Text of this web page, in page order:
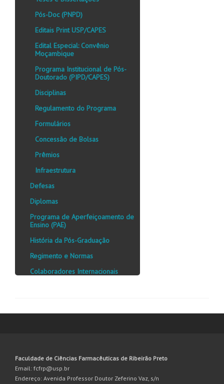
Pós-Doc (PNPD)
Editais Print USP/CAPES
Edital Especial: Convênio
Moçambique
Programa Institucional de Pós-
Doutorado (PIPD/CAPES)
Disciplinas
Regulamento do Programa
Formulários
Concessão de Bolsas
Prêmios
Infraestrutura
Defesas
Diplomas
Programa de Aperfeiçoamento de
Ensino (PAE)
História da Pós-Graduação
Regimento e Normas
Colaboradores Internacionais
Faculdade de Ciências Farmacêuticas de Ribeirão Preto
Email: fcfrp@usp.br
Endereço: Avenida Professor Doutor Zeferino Vaz, s/n